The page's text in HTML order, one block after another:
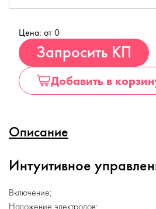
Цена: от 0
Запросить КП
Добавить в
Описание
Интуитивное
Включение;
Наложение электродов;